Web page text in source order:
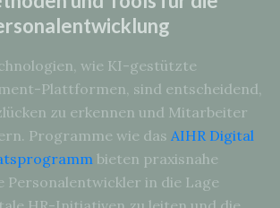
wie KI-gestützte
Plattformen, sind entscheidend,
zu erkennen und Mitarbeiter
Programme wie das AIHR Digital
bieten praxisnahe
Personalentwickler in die Lage